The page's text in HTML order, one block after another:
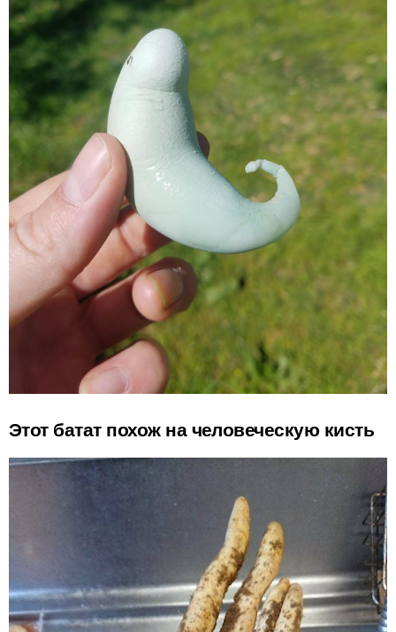
Этот батат похож на человеческую кисть